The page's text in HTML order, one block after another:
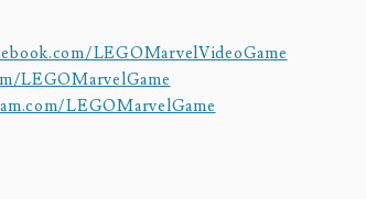
LEGOMarvelVideoGame
LEGOMarvelGame
LEGOMarvelGame